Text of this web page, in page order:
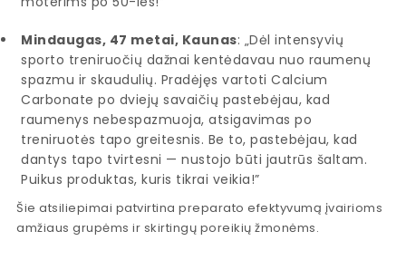
Mindaugas, 47 metai, Kaunas: „Dėl intensyvių
sporto treniruočių dažnai kentėdavau nuo raumenų
spazmu ir skaudulių. Pradėjęs vartoti Calcium
Carbonate po dviejų savaičių pastebėjau, kad
raumenys nebespazmuoja, atsigavimas po
treniruotės tapo greitesnis. Be to, pastebėjau, kad
dantys tapo tvirtesni — nustojo būti jautrūs šaltam.
Puikus produktas, kuris tikrai veikia!”
Šie atsiliepimai patvirtina preparato efektyvumą įvairioms
amžiaus grupėms ir skirtingų poreikių žmonėms.